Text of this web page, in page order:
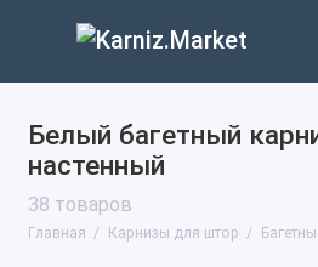
Белый багетный
настенный
38 товаров
Главная Карнизы для штор